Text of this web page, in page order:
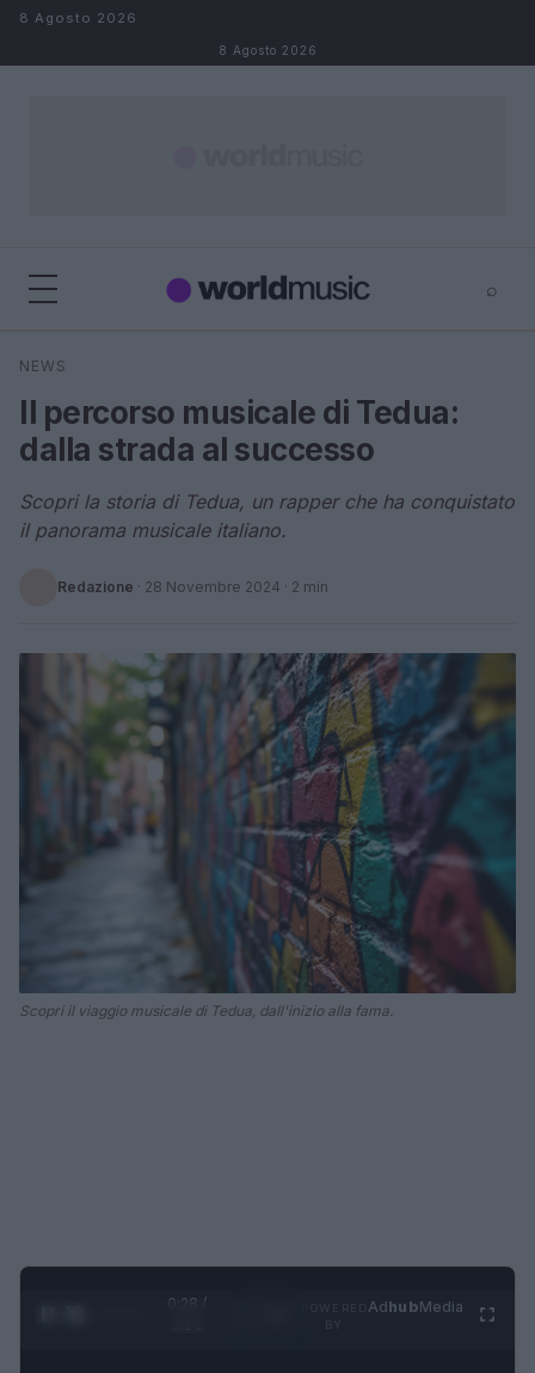
Salta al contenuto
8 Agosto 2026
8 Agosto 2026
⌕
Cerca
NEWS
Il percorso musicale di Tedua:
dalla strada al successo
Scopri la storia di Tedua, un rapper che ha conquistato
il panorama musicale italiano.
Redazione · 28 Novembre 2024 · 2 min
Scopri il viaggio musicale di Tedua, dall'inizio alla fama.
0:28 /
AdhubMedia